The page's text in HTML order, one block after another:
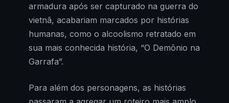
armadura após ser capturado na guerra do
vietnã, acabariam marcados por histórias
humanas, como o alcoolismo retratado em
sua mais conhecida história, “O Demônio na
Garrafa”.
Para além dos personagens, as histórias